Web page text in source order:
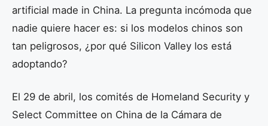
artificial made in China. La pregunta incómoda que
nadie quiere hacer es: si los modelos chinos son
tan peligrosos, ¿por qué Silicon Valley los está
adoptando?
El 29 de abril, los comités de Homeland Security y
Select Committee on China de la Cámara de